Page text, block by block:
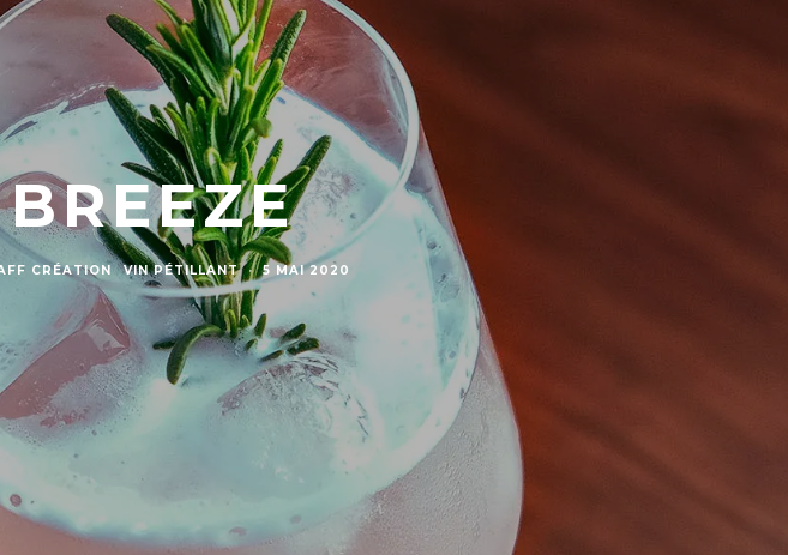
CRÉATION VIN PÉTILLANT · 5 MAI 2020